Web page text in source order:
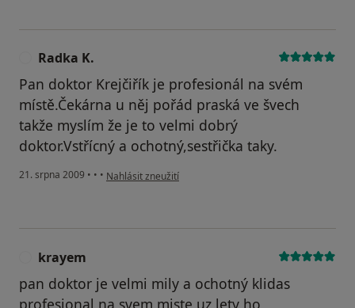
Radka K.
Pan doktor Krejčiřík je profesionál na svém
místě.Čekárna u něj pořád praská ve švech
takže myslím že je to velmi dobrý
doktor.Vstřícný a ochotný,sestřička taky.
21. srpna 2009 • • • podle názoru uživatele Radka K.
Nahlásit zneužití
krayem
pan doktor je velmi mily a ochotný klidas
profesional na svem miste uz lety ho